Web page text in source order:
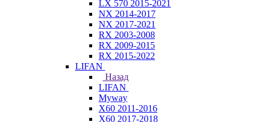
LX 570 2015-2021
NX 2014-2017
NX 2017-2021
RX 2003-2008
RX 2009-2015
RX 2015-2022
LIFAN
Назад
LIFAN
Myway
X60 2011-2016
X60 2017-2018